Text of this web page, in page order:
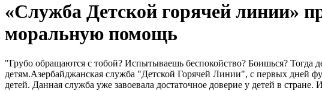
«Служба Детской горячей линии»
моральную помощь
"Грубо обращаются с тобой? Испытываешь беспокойство? Боишься?
детям.Азербайджанская служба "Детской Горячей Линии", с первых
детей. Данная служба уже завоевала достаточное доверие у детей в